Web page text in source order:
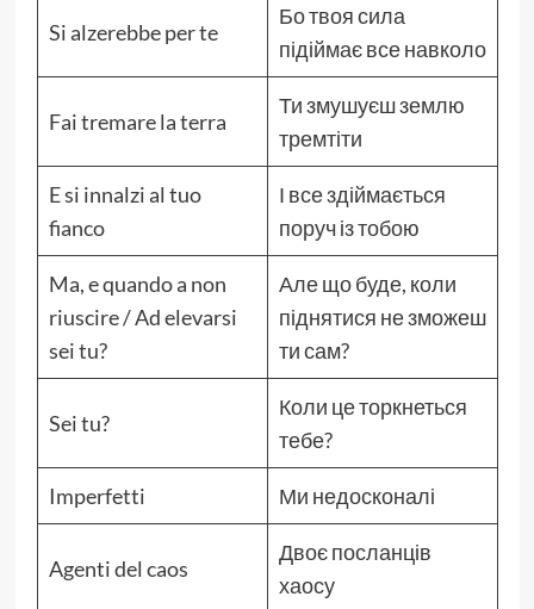
Si alzerebbe per te
Бо твоя сила
підіймає все навколо
Fai tremare la terra
Ти змушуєш землю
тремтіти
E si innalzi al tuo
fianco
І все здіймається
поруч із тобою
Ma, e quando a non
riuscire / Ad elevarsi
sei tu?
Але що буде, коли
піднятися не зможеш
ти сам?
Sei tu?
Коли це торкнеться
тебе?
Imperfetti Ми недосконалі
Agenti del caos
Двоє посланців
хаосу